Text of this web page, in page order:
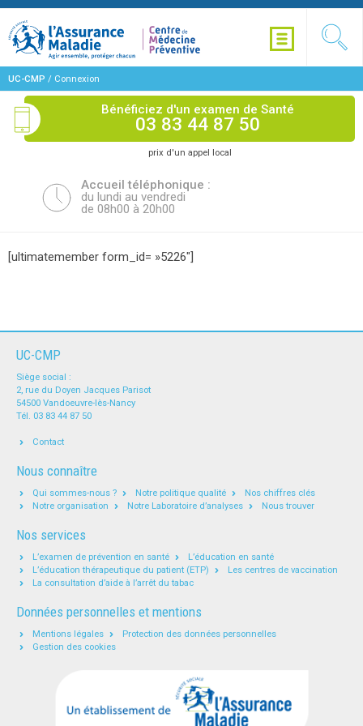
UC-CMP / Connexion
Bénéficiez d'un examen de Santé
03 83 44 87 50
prix d'un appel local
Accueil téléphonique :
du lundi au vendredi
de 08h00 à 20h00
[ultimatemember form_id= »5226″]
UC-CMP
Siège social :
2, rue du Doyen Jacques Parisot
54500 Vandoeuvre-lès-Nancy
Tél. 03 83 44 87 50
Contact
Nous connaître
Qui sommes-nous ? Notre politique qualité
Nos chiffres clés
Notre organisation
Notre Laboratoire d’analyses Nous trouver
Nos services
L’examen de prévention en santé
L’éducation en santé
L’éducation thérapeutique du patient (ETP)
Les centres de vaccination
La consultation d’aide à l’arrêt du tabac
Données personnelles et mentions
Mentions légales
Protection des données personnelles
Gestion des cookies